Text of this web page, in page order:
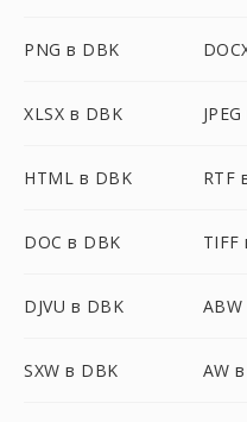
PNG в DBK
XLSX в DBK
HTML в DBK RTF
DOC в DBK TIFF
DJVU в DBK
SXW в DBK AW